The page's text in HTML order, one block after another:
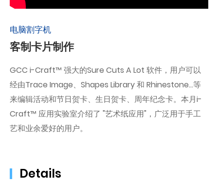
电脑割字机
客制卡片制作
GCC i-Craft™ 强大的Sure Cuts A Lot 软件，用户可以
经由Trace Image、Shapes Library 和 Rhinestone...等
来编辑活动和节日贺卡、生日贺卡、周年纪念卡。本月i-
Craft™ 应用实验室介绍了 "艺术纸应用"，广泛用于手工
艺和业余爱好的用户。
Details